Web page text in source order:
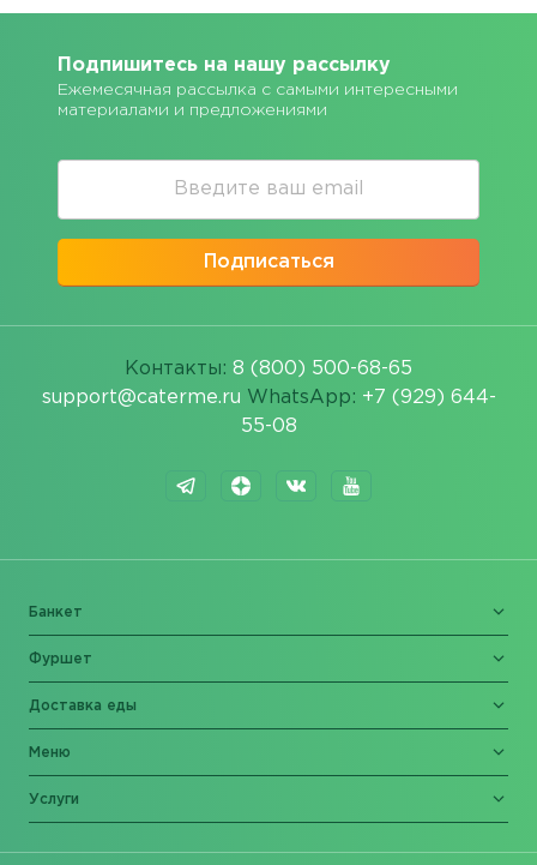
Подпишитесь на нашу рассылку
Ежемесячная рассылка с самыми интересными
материалами и предложениями
Подписаться
Контакты: 8 (800) 500-68-65
support@caterme.ru WhatsApp: +7 (929) 644-
55-08
Банкет
Фуршет
Доставка еды
Меню
Услуги